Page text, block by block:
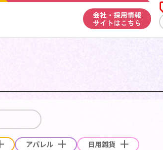
会社・採用情報
サイトはこちら
アパレル 日用雑貨